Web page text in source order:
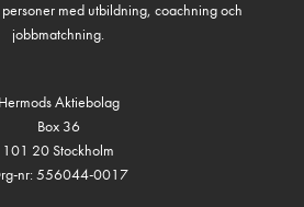
med utbildning, coachning och
jobbmatchning.
Hermods Aktiebolag
Box 36
101 20 Stockholm
nr: 556044-0017